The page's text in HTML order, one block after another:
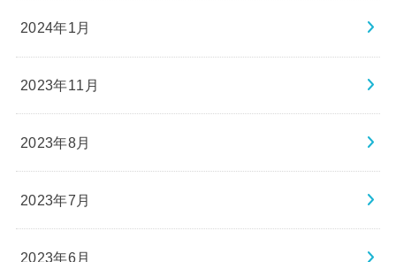
2024年1月
2023年11月
2023年8月
2023年7月
2023年6月